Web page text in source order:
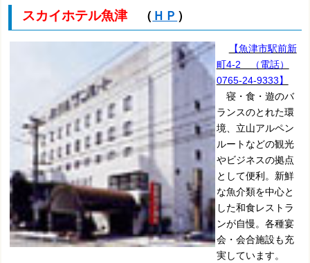
スカイホテル魚津（ ＨＰ ）
【魚津市駅前新
町4-2 （電話）
0765-24-9333】
寝・食・遊のバ
ランスのとれた環
境、立山アルペン
ルートなどの観光
やビジネスの拠点
として便利。新鮮
な魚介類を中心と
した和食レストラ
ンが自慢。各種宴
会・会合施設も充
実しています。